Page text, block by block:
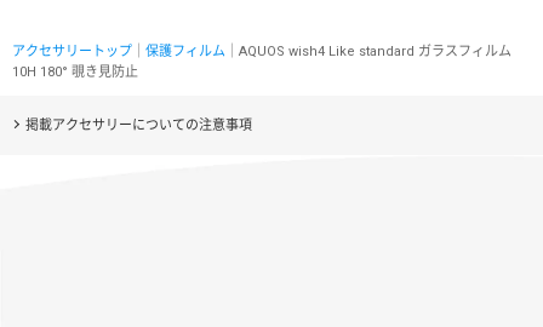
アクセサリートップ 保護フィルム ｜AQUOS wish4 Like standard ガラスフィルム
10H 180° 覗き見防止
掲載アクセサリーについての注意事項